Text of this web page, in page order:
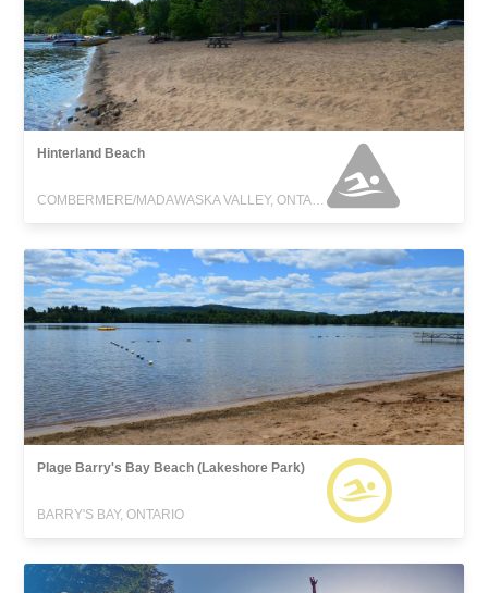
Hinterland Beach
COMBERMERE/MADAWASKA VALLEY, ONTARIO
Plage Barry's Bay Beach (Lakeshore Park)
BARRY'S BAY, ONTARIO